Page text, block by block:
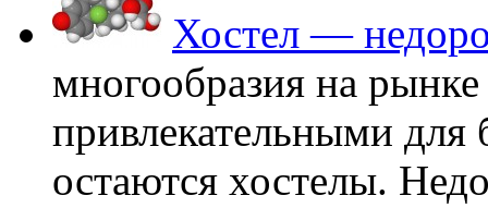
Хостел —
многообразия на
привлекательными
остаются хостелы.